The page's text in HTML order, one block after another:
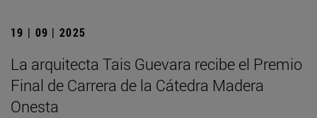
19 | 09 | 2025
La arquitecta Tais Guevara recibe el Premio
Final de Carrera de la Cátedra Madera
Onesta